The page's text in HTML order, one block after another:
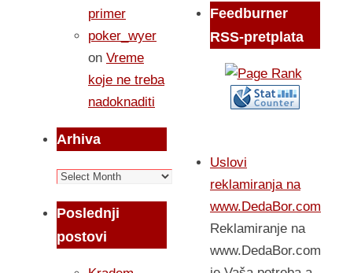
primer
poker_wyer
on Vreme
koje ne treba
nadoknaditi
Arhiva
Arhiva
Poslednji
postovi
Feedburner
RSS-pretplata
Uslovi
reklamiranja na
www.DedaBor.com
Reklamiranje na
www.DedaBor.com